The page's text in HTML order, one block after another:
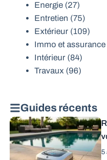
Energie (27)
Entretien (75)
Extérieur (109)
Immo et assurance
Intérieur (84)
Travaux (96)
Guides récents
5